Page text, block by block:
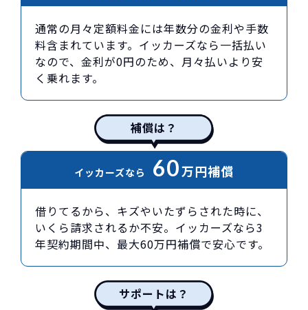
通常の月々定額料金には年数分の金利や手数
料含まれています。イッカーズなら一括払い
なので、金利が0円のため、月々払いより安
く乗れます。
補償は？
イッカーズなら 60万円補償
借りてるから、キズやいたずらされた時に、
いくら請求されるか不安。イッカーズなら3
年契約期間中、最大60万円補償で安心です。
サポートは？